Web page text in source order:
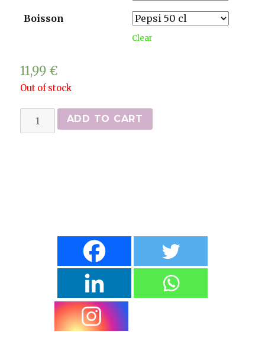
Boisson
Clear
11,99 €
Out of stock
Menus
wrap
ADD TO CART